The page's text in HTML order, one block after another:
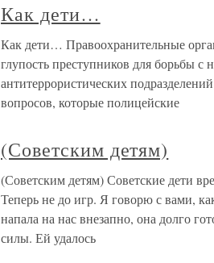
Как дети…
Как дети… Правоохранительные
глупость преступников для борьбы с
антитеррористических
вопросов, которые полицейские
(Советским детям)
(Советским детям) Советские дети
Теперь не до игр. Я говорю с вами,
напала на нас внезапно, она долго
силы. Ей удалось